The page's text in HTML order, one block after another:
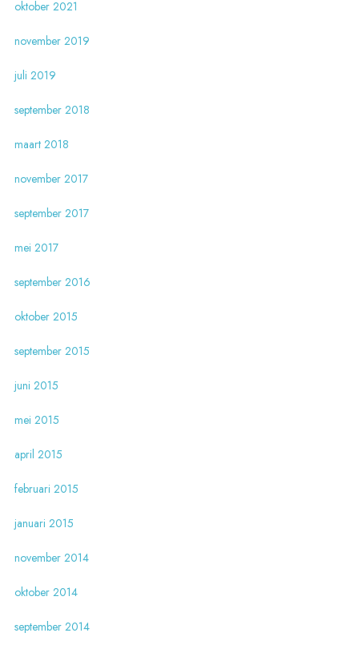
oktober 2021
november 2019
juli 2019
september 2018
maart 2018
november 2017
september 2017
mei 2017
september 2016
oktober 2015
september 2015
juni 2015
mei 2015
april 2015
februari 2015
januari 2015
november 2014
oktober 2014
september 2014